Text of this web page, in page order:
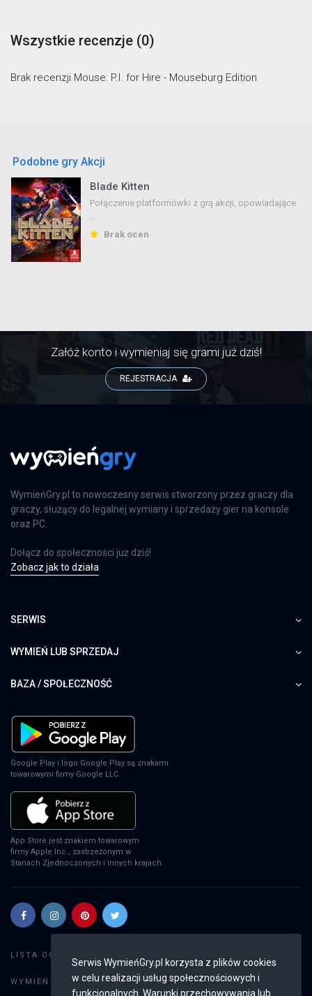
Serwis WymieńGry.pl korzysta z plików cookies
w celu realizacji usług społecznościowych i
funkcjonalnych. Warunki przechowywania lub
Wszystkie recenzje (0)
Brak recenzji Mouse: P.I. for Hire - Mouseburg Edition
Podobne gry Akcji
Blade Kitten
Połączenie platformówki z grą akcji, opowiadające
...
Brak ocen
Załóż konto i wymieniaj się grami już dziś!
REJESTRACJA
WymieńGry.pl to nowoczesny serwis stworzony przez graczy dla
graczy, służący do legalnej wymiany i sprzedaży gier na konsole
oraz PC.
Dołącz do społeczności już dziś!
Zobacz jak to działa
SERWIS
WYMIEŃ LUB SPRZEDAJ
BAZA / SPOŁECZNOŚĆ
Google Play i logo Google Play są znakami
towarowymi firmy Google LLC.
App Store jest znakiem towarowym
firmy Apple Inc., zastrzeżonym w
Stanach Zjednoczonych i innych krajach.
LISTA OGŁOSZEŃ:
WYMIEŃ GRY: Dodaj ogłoszenie